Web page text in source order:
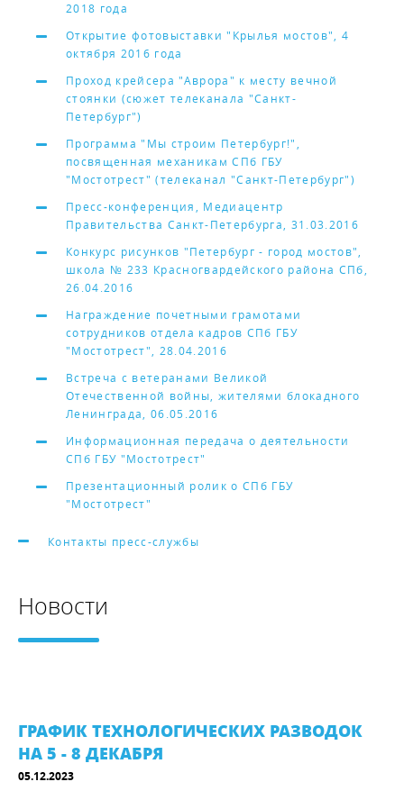
2018 года
Открытие фотовыставки "Крылья мостов", 4
октября 2016 года
Проход крейсера "Аврора" к месту вечной
стоянки (сюжет телеканала "Санкт-
Петербург")
Программа "Мы строим Петербург!",
посвященная механикам СПб ГБУ
"Мостотрест" (телеканал "Санкт-Петербург")
Пресс-конференция, Медиацентр
Правительства Санкт-Петербурга, 31.03.2016
Конкурс рисунков "Петербург - город мостов",
школа № 233 Красногвардейского района СПб,
26.04.2016
Награждение почетными грамотами
сотрудников отдела кадров СПб ГБУ
"Мостотрест", 28.04.2016
Встреча с ветеранами Великой
Отечественной войны, жителями блокадного
Ленинграда, 06.05.2016
Информационная передача о деятельности
СПб ГБУ "Мостотрест"
Презентационный ролик о СПб ГБУ
"Мостотрест"
Контакты пресс-службы
Новости
ГРАФИК ТЕХНОЛОГИЧЕСКИХ РАЗВОДОК
НА 5 - 8 ДЕКАБРЯ
05.12.2023